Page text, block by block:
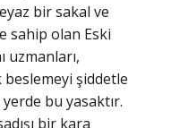
bir sakal ve
sahip olan Eski
uzmanları,
beslemeyi şiddetle
bu yasaktır.
bir kara